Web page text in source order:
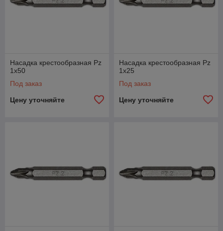
Насадка крестообразная Pz
1х50
Под заказ
Цену уточняйте
Насадка крестообразная Pz
1х25
Под заказ
Цену уточняйте